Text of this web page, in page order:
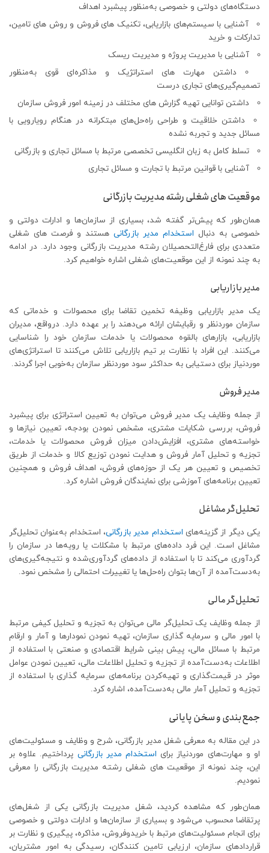
دستگاه‌های دولتی و خصوصی به‌منظور پیشبرد اهداف
آشنایی با سیستم‌های بازاریابی، تکنیک های فروش و روش های تامین،
تدارکات و خرید
آشنایی با مدیریت پروژه و مدیریت ریسک
داشتن مهارت های استراتژیک و مذاکره‌ای قوی به‌منظور
تصمیم‌گیری‌های تجاری درست
داشتن توانایی تهیه گزارش های مختلف در زمینه امور فروش سازمان
داشتن خلاقیت و طراحی راه‌حل‌های مبتکرانه در هنگام رویارویی با
مسائل جدید و تجربه نشده
تسلط کامل به زبان انگلیسی تخصصی مرتبط با مسائل تجاری و بازرگانی
آشنایی با قوانین مرتبط با تجارت و مسائل تجاری
موقعیت های شغلی رشته مدیریت بازرگانی
همان‌طور که پیش‌تر گفته شد، بسیاری از سازمان‌ها و ادارات دولتی و
خصوصی به دنبال استخدام مدیر بازرگانی هستند و فرصت های شغلی
متعددی برای فارغ‌التحصیلان رشته مدیریت بازرگانی وجود دارد. در ادامه
به چند نمونه از این موقعیت‌های شغلی اشاره خواهیم کرد.
مدیر بازاریابی
یک مدیر بازاریابی وظیفه تخمین تقاضا برای محصولات و خدماتی که
سازمان موردنظر و رقبایشان ارائه می‌دهند را بر عهده دارد. درواقع، مدیران
بازاریابی، بازارهای بالقوه محصولات یا خدمات سازمان خود را شناسایی
می‌کنند. این افراد با نظارت بر تیم بازاریابی تلاش می‌کنند تا استراتژی‌های
موردنیاز برای دستیابی به حداکثر سود موردنظر سازمان به‌خوبی اجرا گردند.
مدیر فروش
از جمله وظایف یک مدیر فروش می‌توان به تعیین استراتژی برای پیشبرد
فروش، بررسی شکایات مشتری، مشخص نمودن بودجه، تعیین نیازها و
خواسته‌های مشتری، افزایش‌دادن میزان فروش محصولات یا خدمات،
تجزیه و تحلیل آمار فروش و هدایت نمودن توزیع کالا و خدمات از طریق
تخصیص و تعیین هر یک از حوزه‌های فروش، اهداف فروش و همچنین
تعیین برنامه‌های آموزشی برای نمایندگان فروش اشاره کرد.
تحلیل‌گر مشاغل
یکی دیگر از گزینه‌های استخدام مدیر بازرگانی، استخدام به‌عنوان تحلیل‌گر
مشاغل است. این فرد داده‌های مرتبط با مشکلات یا رویه‌ها در سازمان را
گردآوری می‌کند تا با استفاده از داده‌های گردآوری‌شده و نتیجه‌گیری‌های
به‌دست‌آمده از آن‌ها بتوان راه‌حل‌ها یا تغییرات احتمالی را مشخص نمود.
تحلیل‌گر مالی
از جمله وظایف یک تحلیل‌گر مالی می‌توان به تجزیه و تحلیل کیفی مرتبط
با امور مالی و سرمایه گذاری سازمان، تهیه نمودن نمودارها و آمار و ارقام
مرتبط با مسائل مالی، پیش بینی شرایط اقتصادی و صنعتی با استفاده از
اطلاعات به‌دست‌آمده از تجزیه و تحلیل اطلاعات مالی، تعیین نمودن عوامل
موثر در قیمت‌گذاری و تهیه‌کردن برنامه‌های سرمایه گذاری با استفاده از
تجزیه و تحلیل آمار مالی به‌دست‌آمده، اشاره کرد.
جمع‌بندی و سخن پایانی
در این مقاله به معرفی شغل مدیر بازرگانی، شرح و وظایف و مسئولیت‌های
او و مهارت‌های موردنیاز برای استخدام مدیر بازرگانی پرداختیم. علاوه بر
این، چند نمونه از موقعیت های شغلی رشته مدیریت بازرگانی را معرفی
نمودیم.
همان‌طور که مشاهده کردید، شغل مدیریت بازرگانی یکی از شغل‌های
پرتقاضا محسوب می‌شود و بسیاری از سازمان‌ها و ادارات دولتی و خصوصی
برای انجام مسئولیت‌های مرتبط با خریدوفروش، مذاکره، پیگیری و نظارت بر
قراردادهای سازمان، ارزیابی تامین کنندگان، رسیدگی به امور مشتریان،